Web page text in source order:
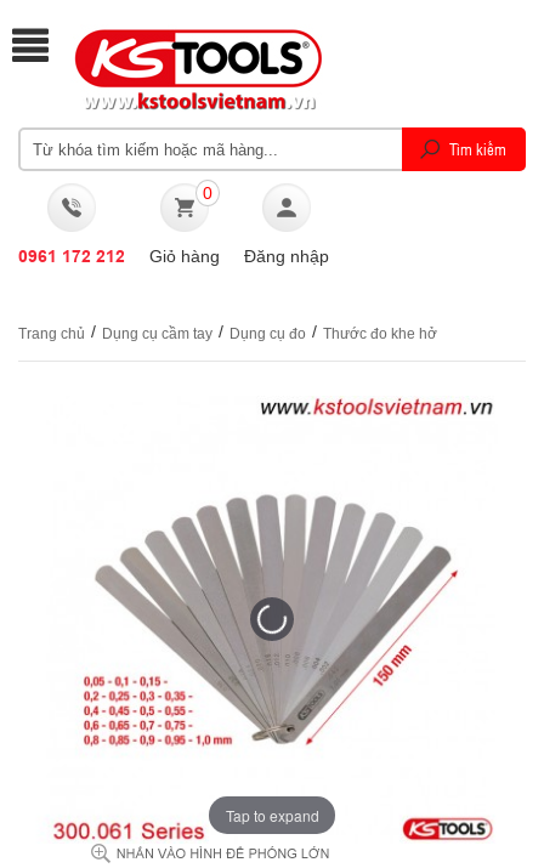
0961 172 212
0
Giỏ hàng Đăng nhập
Trang chủ / Dụng cụ cầm tay / Dụng cụ đo / Thước đo khe hở
Tap to expand